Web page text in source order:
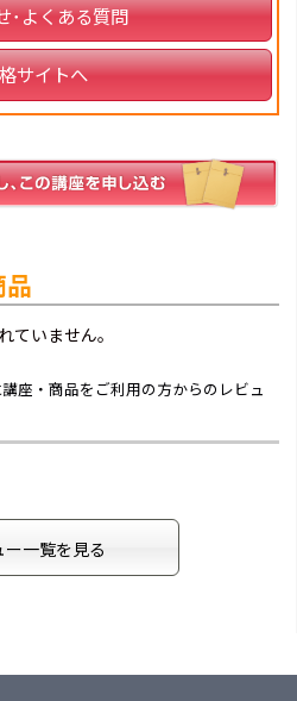
･よくある質問
サイトへ
ていません。
座・商品をご利用の方からのレビュ
ー一覧を見る